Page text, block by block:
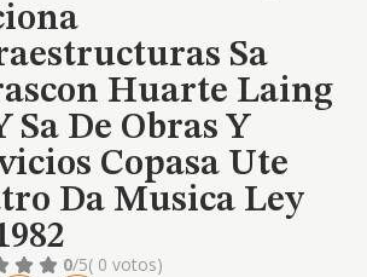
Sa
Huarte Laing
Sa De Obras Y
Copasa Ute
Da Musica Ley
0/5( 0 votos)